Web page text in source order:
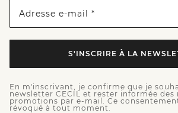
Adresse e-mail *
S'INSCRIRE À LA
En m'inscrivant, je confirme que je
newsletter CECIL et rester informée des
promotions par e-mail. Ce
révoqué à tout moment.